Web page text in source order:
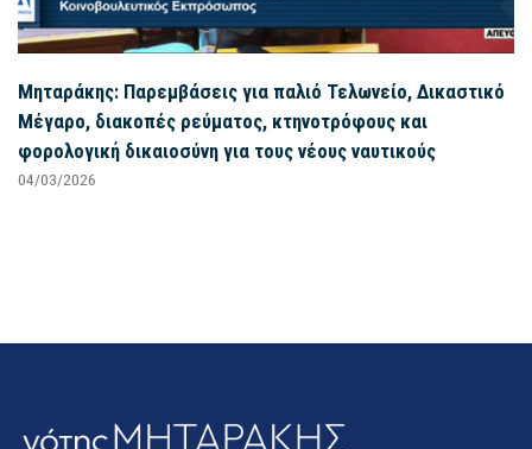
Μηταράκης: Παρεμβάσεις για παλιό Τελωνείο, Δικαστικό
Μέγαρο, διακοπές ρεύματος, κτηνοτρόφους και
φορολογική δικαιοσύνη για τους νέους ναυτικούς
04/03/2026